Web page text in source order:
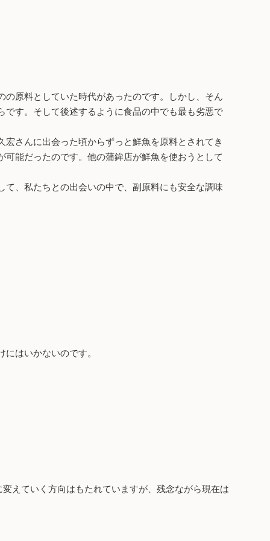
原料としていた時代があったのです。しかし、そん
す。そして後述するように食品の中でも最も劣悪で
さんに出会った頃からずっと鮮魚を原料とされてき
能だったのです。他の蒲鉾店が鮮魚を使おうとして
、私たちとの出会いの中で、副原料にも安全な調味
はいかないのです。
えていく方向はもたれていますが、残念ながら現在は